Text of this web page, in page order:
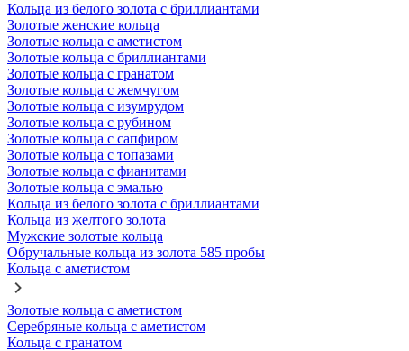
Кольца из белого золота с бриллиантами
Золотые женские кольца
Золотые кольца с аметистом
Золотые кольца с бриллиантами
Золотые кольца с гранатом
Золотые кольца с жемчугом
Золотые кольца с изумрудом
Золотые кольца с рубином
Золотые кольца с сапфиром
Золотые кольца с топазами
Золотые кольца с фианитами
Золотые кольца с эмалью
Кольца из белого золота с бриллиантами
Кольца из желтого золота
Мужские золотые кольца
Обручальные кольца из золота 585 пробы
Кольца с аметистом
Золотые кольца с аметистом
Серебряные кольца с аметистом
Кольца с гранатом